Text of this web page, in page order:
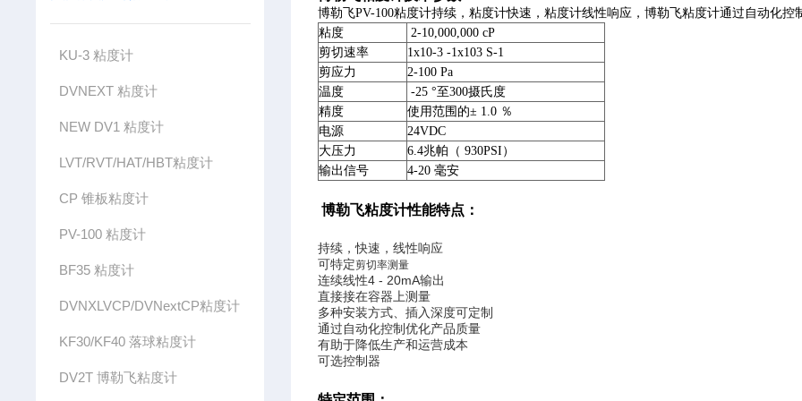
KU-3 粘度计
DVNEXT 粘度计
NEW DV1 粘度计
LVT/RVT/HAT/HBT粘度计
CP 锥板粘度计
PV-100 粘度计
BF35 粘度计
DVNXLVCP/DVNextCP粘度计
KF30/KF40 落球粘度计
DV2T 博勒飞粘度计
博勒飞PV-100粘度计持续，粘度计快速，粘度计线性响应，博勒飞粘度计通过自动化
粘度
2-10,000,000 cP
剪切速率
1x10-3 -1x103 S-1
剪应力
2-100 Pa
温度
-25 °至300摄氏度
精度
使用范围的± 1.0 ％
电源
24VDC
大压力
6.4兆帕（ 930PSI）
输出信号
4-20 毫安
博勒飞粘度计性能特点：
持续，快速，线性响应
可特定剪切率测量
连续线性4 - 20mA输出
直接接在容器上测量
多种安装方式、插入深度可定制
通过自动化控制优化产品质量
有助于降低生产和运营成本
可选控制器